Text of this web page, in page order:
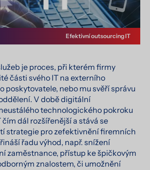
Efektivní outsourcing IT
je proces, při kterém firmy
části svého IT na externího
poskytovatele, nebo mu svěří správu
V době digitální
technologického pokroku
dál rozšířenější a stává se
strategie pro zefektivnění firemních
řadu výhod, např. snížení
zaměstnance, přístup ke špičkovým
znalostem, či umožnění